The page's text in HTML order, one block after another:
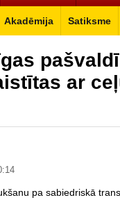
Akadēmija Satiksme
ar
pa sabiedriskā